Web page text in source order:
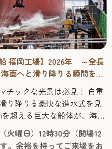
福岡工場】2026年 ～全長
面へと滑り降りる瞬間を目
チックな光景は必見！ 自重
り降りる豪快な進水式を見
超える巨大な船体が、海面
長い建造期間を経て船が
って最大の晴れ舞台です。
火曜日）12時30分（開場12
。余裕を持ってご来場をお